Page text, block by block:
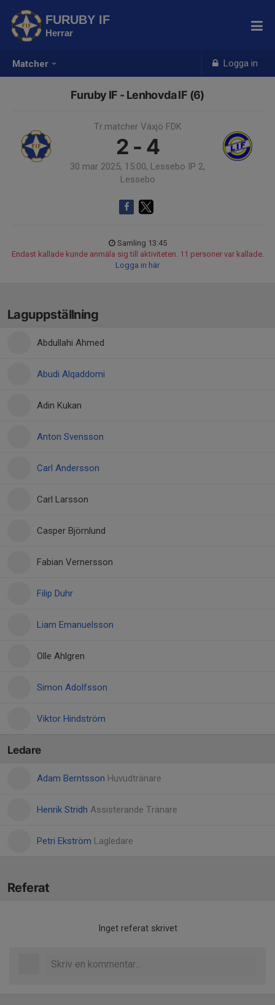
Matcher Logga in
FURUBY IF
Herrar
Furuby IF - Lenhovda IF (6)
Tr.matcher Växjö FDK
2 - 4
30 mar 2025, 15:00, Lessebo IP 2,
Lessebo
Samling 13:45
Endast kallade kunde anmäla sig till aktiviteten. 11 personer var kallade.
Logga in här
Laguppställning
Abdullahi Ahmed
Abudi Alqaddomi
Adin Kukan
Anton Svensson
Carl Andersson
Carl Larsson
Casper Björnlund
Fabian Vernersson
Filip Duhr
Liam Emanuelsson
Olle Ahlgren
Simon Adolfsson
Viktor Hindström
Ledare
Adam Berntsson Huvudtränare
Henrik Stridh Assisterande Tränare
Petri Ekström Lagledare
Referat
Inget referat skrivet